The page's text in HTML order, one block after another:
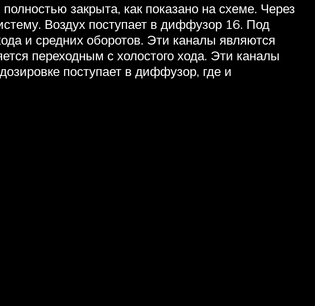
закрыта, как показано на схеме. Через
Воздух поступает в диффузор 16. Под
и средних оборотов. Эти каналы являются
переходным с холостого хода. Эти каналы
поступает в диффузор, где и